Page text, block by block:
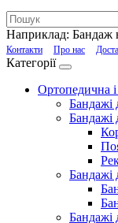
Наприклад: Бандаж
Контакти Про нас
Категорії
Ортопедична
Бандажі
Бандажі
Бандажі
Бандажі